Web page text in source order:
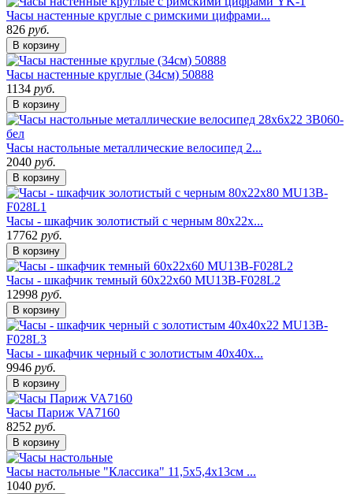
Часы настенные круглые с римскими цифрами...
826 руб.
В корзину
Часы настенные круглые (34см) 50888
1134 руб.
В корзину
Часы настольные металлические велосипед 2...
2040 руб.
В корзину
Часы - шкафчик золотистый с черным 80х22х...
17762 руб.
В корзину
Часы - шкафчик темный 60х22х60 MU13B-F028L2
12998 руб.
В корзину
Часы - шкафчик черный с золотистым 40х40х...
9946 руб.
В корзину
Часы Париж VA7160
8252 руб.
В корзину
Часы настольные "Классика" 11,5х5,4х13см ...
1040 руб.